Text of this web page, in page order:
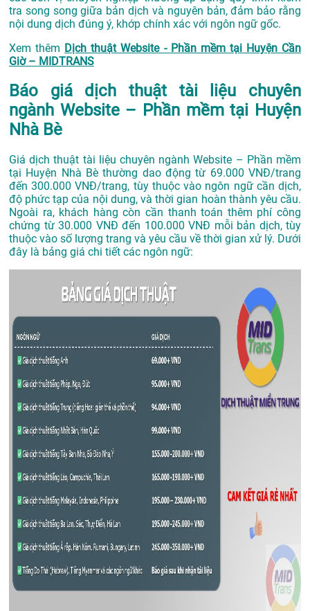
tra song song giữa bản dịch và nguyên bản, đảm bảo rằng
nội dung dịch đúng ý, khớp chính xác với ngôn ngữ gốc.
Xem thêm Dịch thuật Website - Phần mềm tại Huyện Cần
Giờ – MIDTRANS
Báo giá dịch thuật tài liệu chuyên
ngành Website – Phần mềm tại Huyện
Nhà Bè
Giá dịch thuật tài liệu chuyên ngành Website – Phần mềm
tại Huyện Nhà Bè thường dao động từ 69.000 VNĐ/trang
đến 300.000 VNĐ/trang, tùy thuộc vào ngôn ngữ cần dịch,
độ phức tạp của nội dung, và thời gian hoàn thành yêu cầu.
Ngoài ra, khách hàng còn cần thanh toán thêm phí công
chứng từ 30.000 VNĐ đến 100.000 VNĐ mỗi bản dịch, tùy
thuộc vào số lượng trang và yêu cầu về thời gian xử lý. Dưới
đây là bảng giá chi tiết các ngôn ngữ: